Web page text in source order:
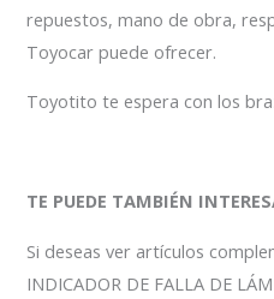
repuestos, mano de obra,
Toyocar puede ofrecer.
Toyotito te espera con los
TE PUEDE TAMBIÉN
Si deseas ver artículos
INDICADOR DE FALLA DE